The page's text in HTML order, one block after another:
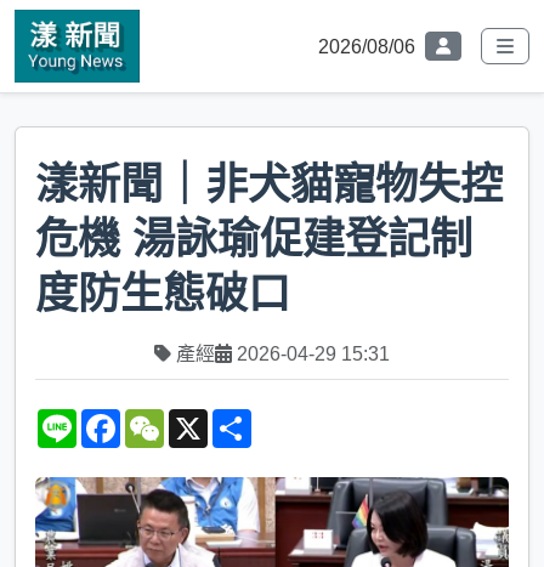
2026/08/06
漾新聞｜非犬貓寵物失控
危機 湯詠瑜促建登記制
度防生態破口
產經 2026-04-29 15:31
L
e
F
e
b
o
o
k
W
h
a
t
X
r
e